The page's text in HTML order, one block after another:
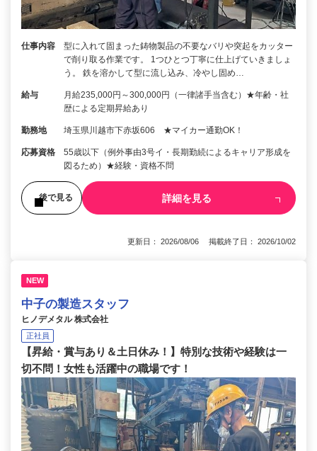
仕事内容
型に入れて固まった鋳物製品の不要なバリや突起をカッター
で削り取る作業です。 1つひとつ丁寧に仕上げていきましょ
う。 鉄を溶かして型に流し込み、冷やし固め…
給与
月給235,000円～300,000円（一律諸手当含む）★年齢・社
歴による定期昇給あり
勤務地 埼玉県川越市下赤坂606 ★マイカー通勤OK！
応募資格
55歳以下（例外事由3号イ・長期勤続によるキャリア形成を
図るため）★経験・資格不問
後で見る 詳細を見る
更新日： 2026/08/06 掲載終了日： 2026/10/02
NEW
中子の製造スタッフ
ヒノデメタル 株式会社
正社員
【昇給・賞与あり＆土日休み！】特別な技術や経験は一
切不問！女性も活躍中の職場です！